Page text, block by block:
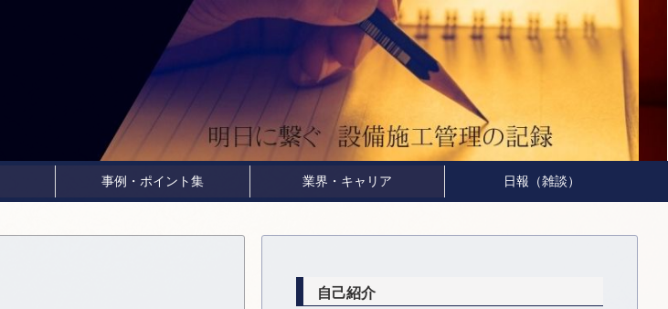
事例・ポイント集 業界・キャリア 日報（雑談）
自己紹介